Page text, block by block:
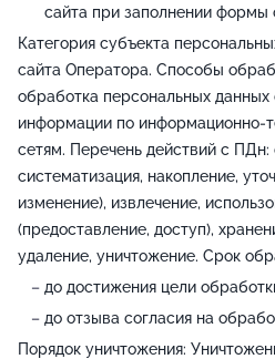
сайта при заполнении формы
Категория субъекта
сайта Оператора. Способы
обработка персональных данных
информации по информационно-
сетям. Перечень действий с ПДн:
систематизация, накопление,
изменение), извлечение,
(предоставление, доступ),
удаление, уничтожение. Срок
до достижения цели
до отзыва согласия на
Порядок уничтожения: